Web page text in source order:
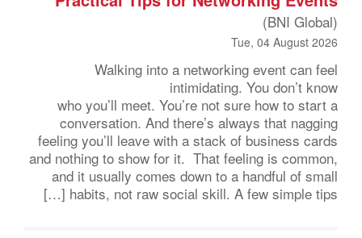
(BNI Global)
Tue, 04 August 2026
Walking into a networking event can feel
intimidating. You don’t know
who you’ll meet. You’re not sure how to start a
conversation. And there’s always that nagging
feeling you’ll leave with a stack of business cards
and nothing to show for it. That feeling is common,
and it usually comes down to a handful of small
habits, not raw social skill. A few simple tips […]